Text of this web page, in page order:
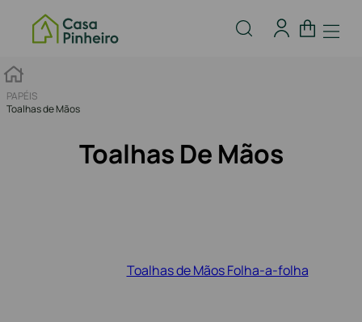
PAPÉIS
Toalhas de Mãos
Toalhas De Mãos
Toalhas de Mãos Folha-a-folha